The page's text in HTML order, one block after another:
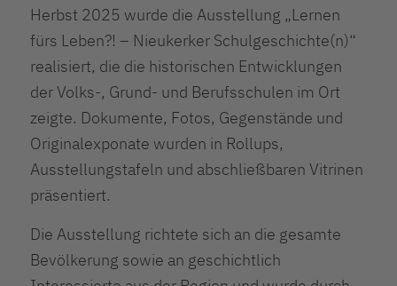
Herbst 2025 wurde die Ausstellung „Lernen
fürs Leben?! – Nieukerker Schulgeschichte(n)“
realisiert, die die historischen Entwicklungen
der Volks-, Grund- und Berufsschulen im Ort
zeigte. Dokumente, Fotos, Gegenstände und
Originalexponate wurden in Rollups,
Ausstellungstafeln und abschließbaren Vitrinen
präsentiert.
Die Ausstellung richtete sich an die gesamte
Bevölkerung sowie an geschichtlich